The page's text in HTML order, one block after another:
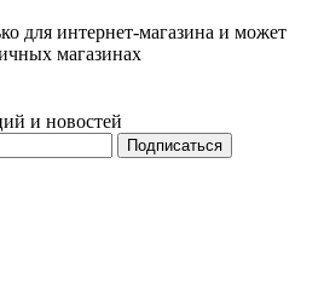
для интернет-магазина и может
магазинах
и новостей
Подписаться